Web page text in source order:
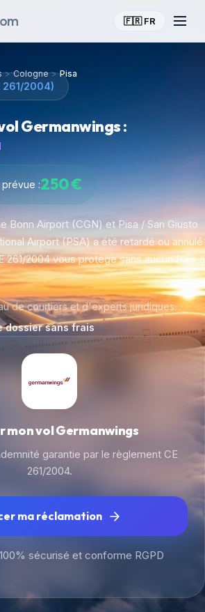
🇫🇷 FR
> Cologne > Pisa
261/2004)
Germanwings :
:250 €
Bonn Airport (CGN) et Pisa / San Giusto
Airport (PSA) a été retardé ou annulé
261/2004 vous protège sans aucun frais à
de courtiers et d'experts juridiques.
dossier sans frais
mon vol Germanwings
garantie par le règlement CE
261/2004.
ma réclamation
sécurisé et conforme RGPD